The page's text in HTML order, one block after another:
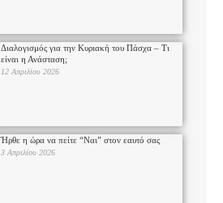
Διαλογισμός για την Κυριακή του Πάσχα – Τι
είναι η Ανάσταση;
12 Απριλίου 2026
Ήρθε η ώρα να πείτε “Ναι” στον εαυτό σας
3 Απριλίου 2026